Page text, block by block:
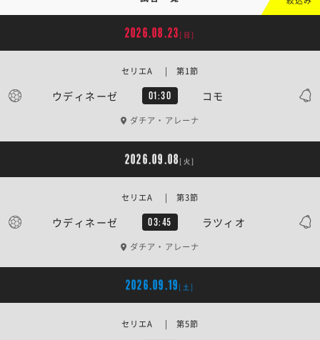
2026.08.23 [日]
ウディネーゼ 01:30 コモ
セリエA | 第1節
ダチア・アレーナ
2026.09.08 [火]
ウディネーゼ 03:45 ラツィオ
セリエA | 第3節
ダチア・アレーナ
2026.09.19 [土]
セリエA | 第5節